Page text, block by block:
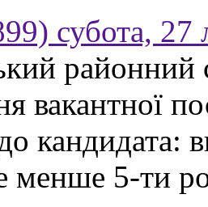
субота, 27
районний
вакантної
кандидата:
менше 5-ти